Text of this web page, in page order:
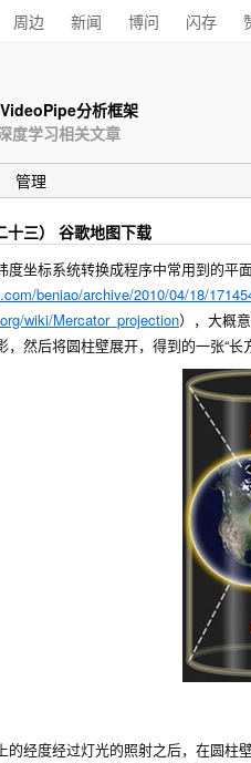
周边 新闻 博问 闪存
VideoPipe分析框架
度学习相关文章
管理
十三） 谷歌地图下载
度坐标系统转换成程序中常用到的平
beniao/archive/2010/04/18/
wiki/Mercator_projection），大概
，然后将圆柱壁展开，得到的一张“
的经度经过灯光的照射之后，在圆柱